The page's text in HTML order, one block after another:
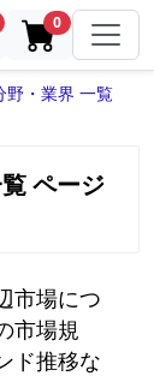
0in cart
野・業界 一覧
ページ
市場につ
市場規
ド推移な